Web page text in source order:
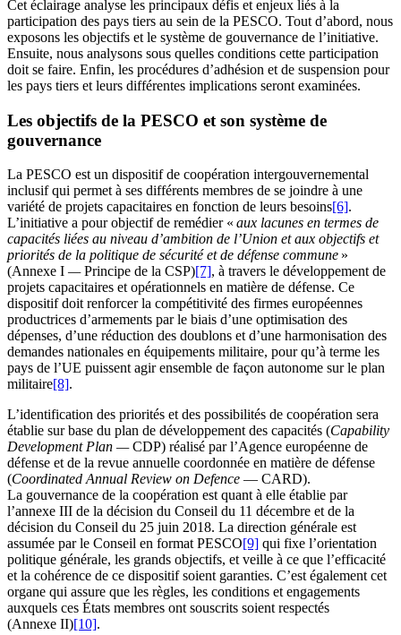
Cet éclairage analyse les principaux défis et enjeux liés à la
participation des pays tiers au sein de la PESCO. Tout d’abord, nous
exposons les objectifs et le système de gouvernance de l’initiative.
Ensuite, nous analysons sous quelles conditions cette participation
doit se faire. Enfin, les procédures d’adhésion et de suspension pour
les pays tiers et leurs différentes implications seront examinées.
Les objectifs de la PESCO et son système de
gouvernance
La PESCO est un dispositif de coopération intergouvernemental
inclusif qui permet à ses différents membres de se joindre à une
variété de projets capacitaires en fonction de leurs besoins[6].
L’initiative a pour objectif de remédier « aux lacunes en termes de
capacités liées au niveau d’ambition de l’Union et aux objectifs et
priorités de la politique de sécurité et de défense commune »
(Annexe I —Principe de la CSP)[7], à travers le développement de
projets capacitaires et opérationnels en matière de défense. Ce
dispositif doit renforcer la compétitivité des firmes européennes
productrices d’armements par le biais d’une optimisation des
dépenses, d’une réduction des doublons et d’une harmonisation des
demandes nationales en équipements militaire, pour qu’à terme les
pays de l’UE puissent agir ensemble de façon autonome sur le plan
militaire[8].
L’identification des priorités et des possibilités de coopération sera
établie sur base du plan de développement des capacités (Capability
Development Plan —CDP) réalisé par l’Agence européenne de
défense et de la revue annuelle coordonnée en matière de défense
(Coordinated Annual Review on Defence — CARD).
La gouvernance de la coopération est quant à elle établie par
l’annexe III de la décision du Conseil du 11 décembre et de la
décision du Conseil du 25 juin 2018. La direction générale est
assumée par le Conseil en format PESCO[9] qui fixe l’orientation
politique générale, les grands objectifs, et veille à ce que l’efficacité
et la cohérence de ce dispositif soient garanties. C’est également cet
organe qui assure que les règles, les conditions et engagements
auxquels ces États membres ont souscrits soient respectés
(Annexe II)[10].